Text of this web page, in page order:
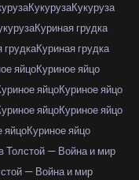
КукурузаКукуруза
Куриная грудка
грудкаКуриная грудка
яйцоКуриное яйцо
яйцоКуриное яйцо
яйцоКуриное яйцо
яйцоКуриное яйцо
Толстой — Война и мир
— Война и мир